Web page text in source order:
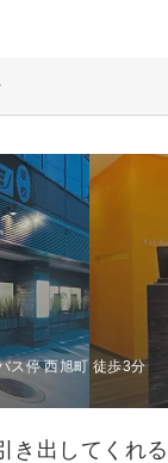
ス停 西旭町 徒歩3分
き出してくれ